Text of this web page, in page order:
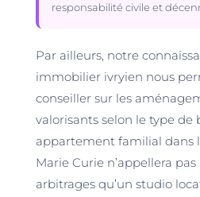
responsabilité civile et
Par ailleurs, notre
immobilier ivryien nous
conseiller sur les
valorisants selon le type de
appartement familial dans
Marie Curie n’appellera
arbitrages qu’un studio